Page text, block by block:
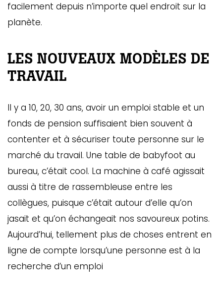
facilement depuis n’importe quel endroit sur la
planète.
LES NOUVEAUX MODÈLES DE
TRAVAIL
Il y a 10, 20, 30 ans, avoir un emploi stable et un
fonds de pension suffisaient bien souvent à
contenter et à sécuriser toute personne sur le
marché du travail. Une table de babyfoot au
bureau, c’était cool. La machine à café agissait
aussi à titre de rassembleuse entre les
collègues, puisque c’était autour d’elle qu’on
jasait et qu’on échangeait nos savoureux potins.
Aujourd’hui, tellement plus de choses entrent en
ligne de compte lorsqu’une personne est à la
recherche d’un emploi